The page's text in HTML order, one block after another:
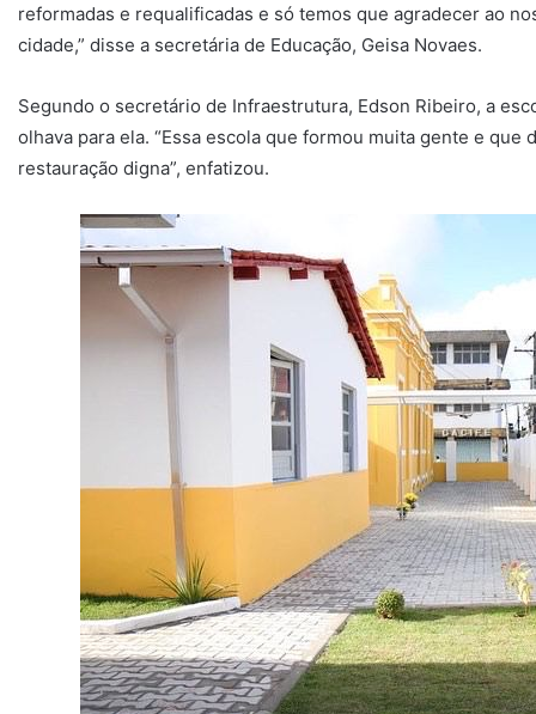
reformadas e requalificadas e só temos que agradecer ao
cidade,” disse a secretária de Educação, Geisa Novaes.
Segundo o secretário de Infraestrutura, Edson Ribeiro, a
olhava para ela. “Essa escola que formou muita gente e
restauração digna”, enfatizou.